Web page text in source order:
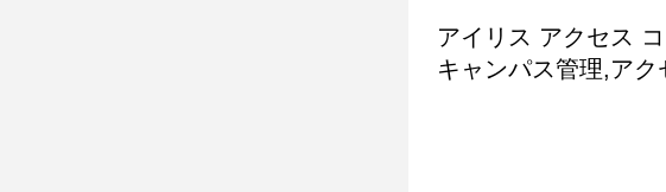
アイリス アクセス
キャンパス管理,ア